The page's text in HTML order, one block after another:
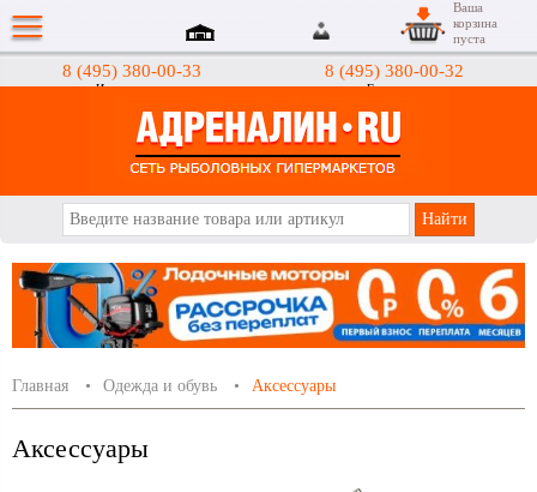
8 (495) 380-00-33
Интернет-магазин
8 (495) 380-00-32
Гипермаркеты
Ваша
корзина
пуста
Главная Одежда и обувь Аксессуары
Аксессуары